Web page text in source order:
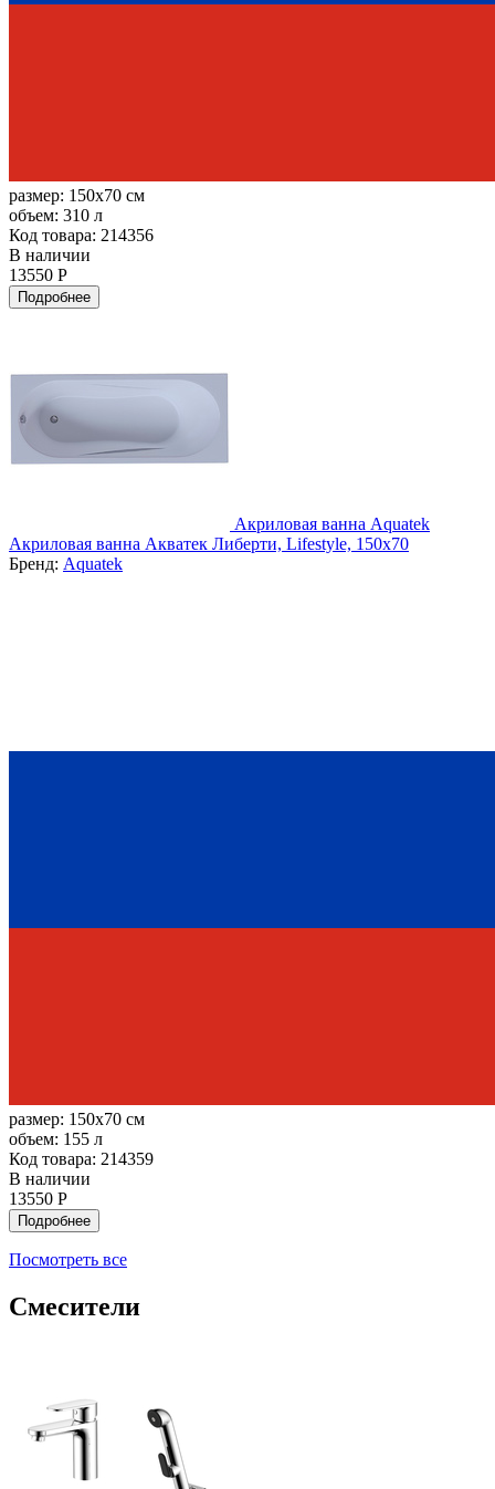
размер: 150x70 см
объем: 310 л
Код товара: 214356
В наличии
13550 Р
Подробнее
Акриловая ванна Aquatek
Акриловая ванна Акватек Либерти, Lifestyle, 150х70
Бренд: Aquatek
размер: 150x70 см
объем: 155 л
Код товара: 214359
В наличии
13550 Р
Подробнее
Посмотреть все
Смесители